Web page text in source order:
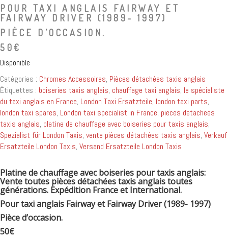
POUR TAXI ANGLAIS FAIRWAY ET
FAIRWAY DRIVER (1989- 1997)
PIÈCE D’OCCASION.
50€
Disponible
Catégories : Chromes Accessoires, Pièces détachées taxis anglais
Étiquettes : boiseries taxis anglais, chauffage taxi anglais, le spécialiste
du taxi anglais en France, London Taxi Ersatzteile, london taxi parts,
london taxi spares, London taxi specialist in France, pieces detachees
taxis anglais, platine de chauffage avec boiseries pour taxis anglais,
Spezialist für London Taxis, vente pièces détachées taxis anglais, Verkauf
Ersatzteile London Taxis, Versand Ersatzteile London Taxis
Platine de chauffage avec boiseries pour taxis anglais:
Vente toutes pièces détachées taxis anglais toutes
générations. Expédition France et International.
Pour taxi anglais Fairway et Fairway Driver (1989- 1997)
Pièce d’occasion.
50€